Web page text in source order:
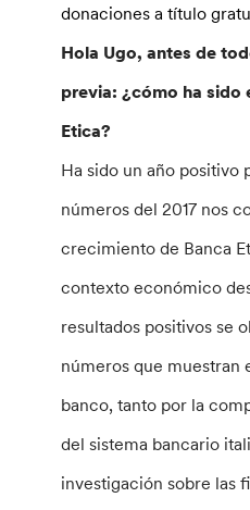
donaciones a título
Hola Ugo, antes de
previa: ¿cómo ha sido
Etica?
Ha sido un año positivo
números del 2017 nos
crecimiento de Banca
contexto económico
resultados positivos se
números que muestran
banco, tanto por la
del sistema bancario
investigación sobre las